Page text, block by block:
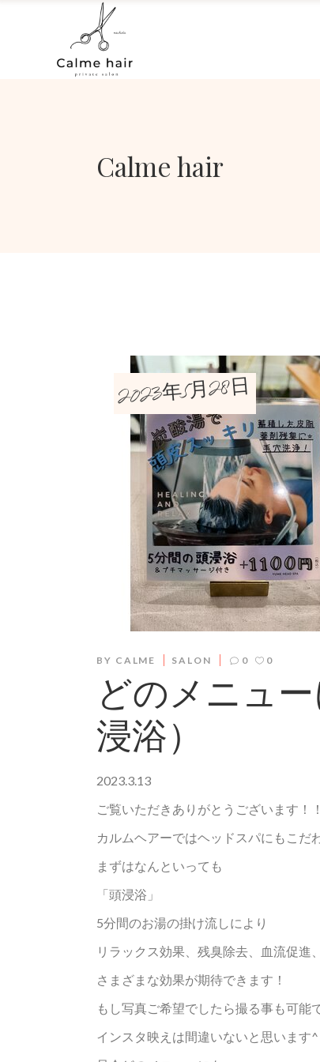
Calme hair
2023年5月28日
BY CALME SALON 0 0
どのメニュ
浸浴）
2023.3.13
ご覧いただきありがとうございます！！
カルムヘアーではヘッドスパにもこだ
まずはなんといっても
「頭浸浴」
5分間のお湯の掛け流しにより
リラックス効果、残臭除去、血流促進
さまざまな効果が期待できます！
もし写真ご希望でしたら撮る事も可能
インスタ映えは間違いないと思います